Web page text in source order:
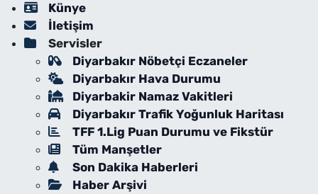
Künye
İletişim
Servisler
Diyarbakır Nöbetçi Eczaneler
Diyarbakır Hava Durumu
Diyarbakir Namaz Vakitleri
Diyarbakır Trafik Yoğunluk Haritası
TFF 1.Lig Puan Durumu ve Fikstür
Tüm Manşetler
Son Dakika Haberleri
Haber Arşivi